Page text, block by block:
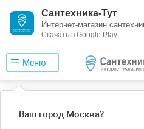
Сантехника-Тут
Интернет-магазин
Скачать в Google Play
Меню
Ваш город Москва?
Светильник на штанге Denkirs